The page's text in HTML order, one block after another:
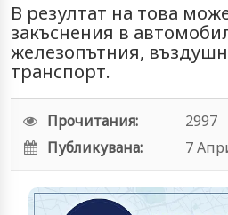
В резултат на това
закъснения в
железопътния,
транспорт.
Прочитания:
2997
Публикувана:
7